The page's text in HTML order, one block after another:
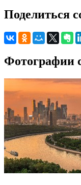
Поделиться
Фотографии